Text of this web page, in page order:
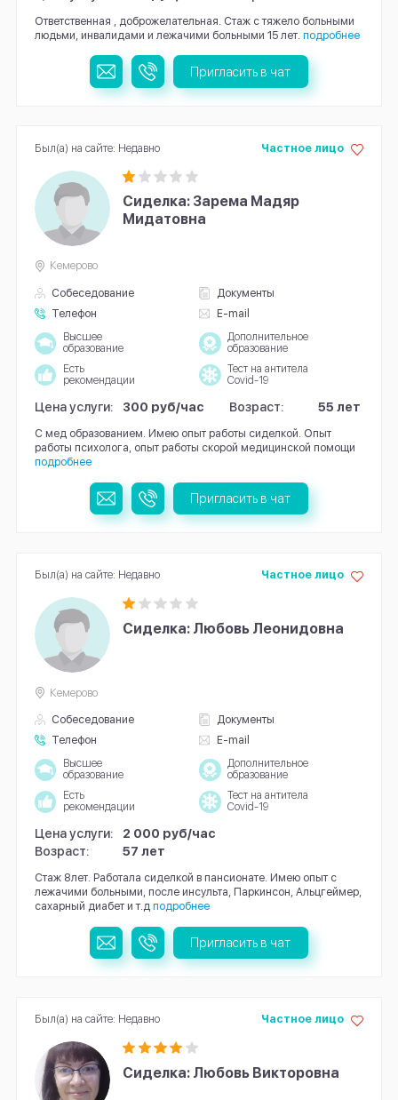
Ответственная , доброжелательная. Стаж с тяжело больными
людьми, инвалидами и лежачими больными 15 лет. подробнее
Пригласить в чат
Сиделка: Зарема Мадяр
Мидатовна
Собеседование
Документы
Телефон
E-mail
Частное лицо
Кемерово
Высшее
образование
Дополнительное
образование
Есть
рекомендации
Тест на антитела
Covid-19
Цена услуги: 300 руб/час Возраст: 55 лет
С мед образованием. Имею опыт работы сиделкой. Опыт
работы психолога, опыт работы скорой медицинской помощи
подробнее
Был(а) на сайте: Недавно
Пригласить в чат
Сиделка: Любовь Леонидовна
Собеседование
Документы
Телефон
E-mail
Частное лицо
Кемерово
Высшее
образование
Дополнительное
образование
Есть
рекомендации
Тест на антитела
Covid-19
Цена услуги:
2 000 руб/час
Возраст:
57 лет
Стаж 8лет. Работала сиделкой в пансионате. Имею опыт с
лежачими больными, после инсульта, Паркинсон, Альцгеймер,
сахарный диабет и т.д подробнее
Был(а) на сайте: Недавно
Пригласить в чат
Сиделка: Любовь Викторовна
Частное лицо
Был(а) на сайте: Недавно